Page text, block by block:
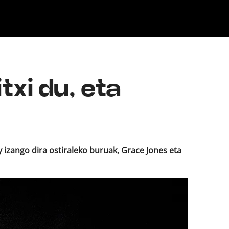
du, eta
dira ostiraleko buruak, Grace Jones eta